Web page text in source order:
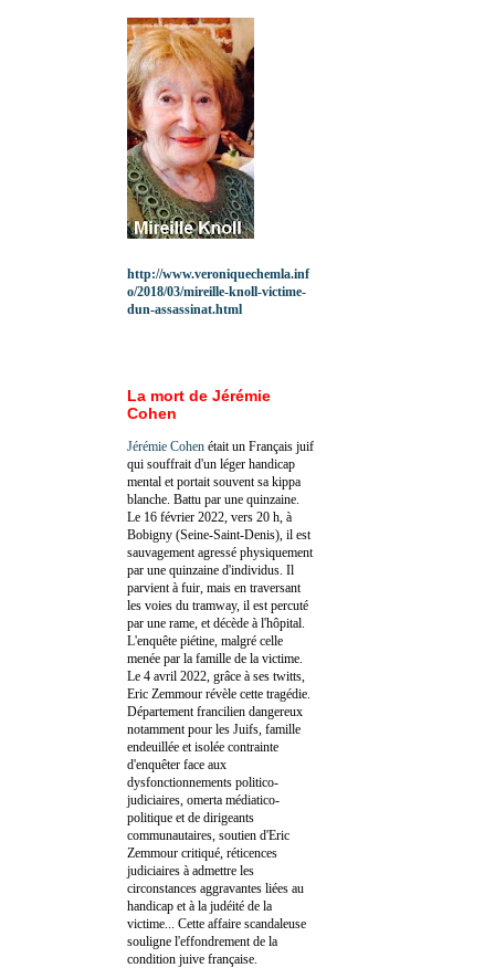
http://www.veroniquechemla.inf
o/2018/03/mireille-knoll-victime-
dun-assassinat.html
La mort de Jérémie
Cohen
Jérémie Cohen était un Français juif
qui souffrait d'un léger handicap
mental et portait souvent sa kippa
blanche. Battu par une quinzaine.
Le 16 février 2022, vers 20 h, à
Bobigny (Seine-Saint-Denis), il est
sauvagement agressé physiquement
par une quinzaine d'individus. Il
parvient à fuir, mais en traversant
les voies du tramway, il est percuté
par une rame, et décède à l'hôpital.
L'enquête piétine, malgré celle
menée par la famille de la victime.
Le 4 avril 2022, grâce à ses twitts,
Eric Zemmour révèle cette tragédie.
Département francilien dangereux
notamment pour les Juifs, famille
endeuillée et isolée contrainte
d'enquêter face aux
dysfonctionnements politico-
judiciaires, omerta médiatico-
politique et de dirigeants
communautaires, soutien d'Eric
Zemmour critiqué, réticences
judiciaires à admettre les
circonstances aggravantes liées au
handicap et à la judéité de la
victime... Cette affaire scandaleuse
souligne l'effondrement de la
condition juive française.